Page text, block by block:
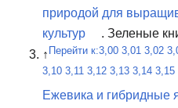
природой для
культур
. Зеленые
↑ Перейти к:3,00 3,01 3,02
3,10 3,11 3,12 3,13 3,14 3,15
Ежевика и гибридные